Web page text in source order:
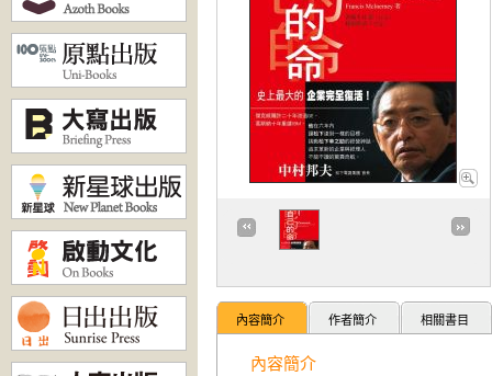
內容簡介 作者簡介 相關書目
內容簡介